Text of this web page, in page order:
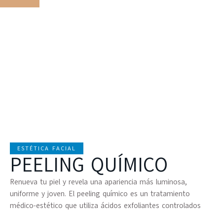
ESTÉTICA FACIAL
PEELING QUÍMICO
Renueva tu piel y revela una apariencia más luminosa,
uniforme y joven. El peeling químico es un tratamiento
médico-estético que utiliza ácidos exfoliantes controlados